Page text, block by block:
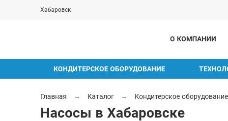
Хабаровск
О КОМПАНИИ
КОНДИТЕРСКОЕ ОБОРУДОВАНИЕ
Главная → Каталог → Кондитерское оборудование
Насосы в Хабаровске